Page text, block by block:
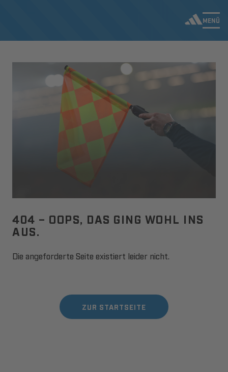
MENÜ
404 – OOPS, DAS GING WOHL INS
AUS.
Die angeforderte Seite existiert leider nicht.
ZUR STARTSEITE